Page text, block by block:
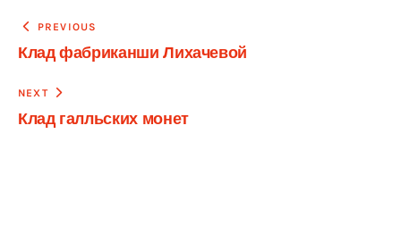
Навигация
по
записям
PREVIOUS
Клад фабриканши Лихачевой
NEXT
Клад галльских монет